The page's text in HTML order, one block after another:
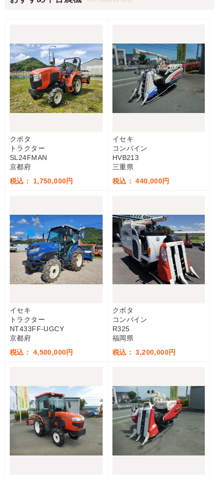
クボタ
トラクター
SL24FMAN
京都府
税込： 1,750,000円
イセキ
コンバイン
HVB213
三重県
税込： 440,000円
イセキ
トラクター
NT433FF-UGCY
京都府
税込： 4,500,000円
クボタ
コンバイン
R325
福岡県
税込： 3,200,000円